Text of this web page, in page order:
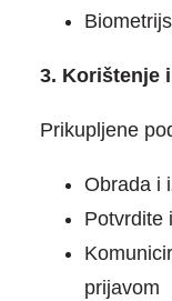
3. Korištenje
Prikupljene
Obrada i
Potvrdite
prijavom